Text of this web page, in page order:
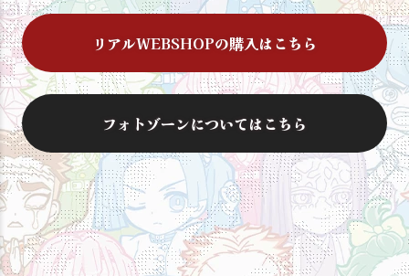
リアルWEBSHOPの購入はこちら
フォトゾーンについてはこちら